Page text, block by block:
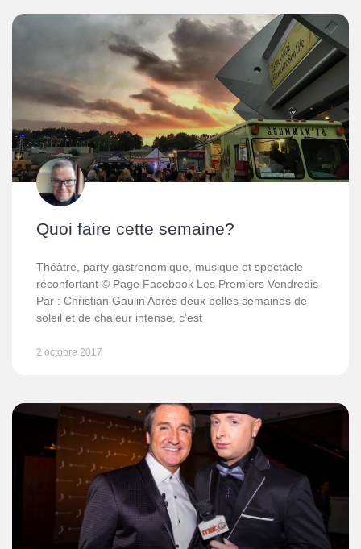
Quoi faire cette semaine?
Théâtre, party gastronomique, musique et spectacle
réconfortant © Page Facebook Les Premiers Vendredis
Par : Christian Gaulin Après deux belles semaines de
soleil et de chaleur intense, c’est
2 octobre 2017